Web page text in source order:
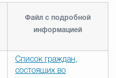
Счётная палата Городского
Файл с подробной
информацией
Список граждан,
состоящих во